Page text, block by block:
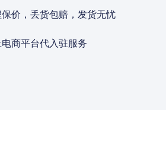
价，丢货包赔，发货无忧
商平台代入驻服务